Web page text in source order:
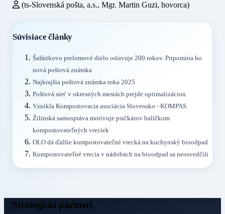
(ts-Slovenská pošta, a.s., Mgr. Martin Guzi, hovorca)
Súvisiace články
Šafárikovo prelomové dielo oslavuje 200 rokov. Pripomína ho
nová poštová známka
Najkrajšia poštová známka roka 2025
Poštová sieť v okresných mestách prejde optimalizáciou
Vznikla Kompostovacia asociácia Slovensko - KOMPAS
Žilinská samospráva motivuje psičkárov balíčkom
kompostovateľných vreciek
OLO dá ďalšie kompostovateľné vrecká na kuchynský bioodpad
Kompostovateľné vrecia v nádobách na bioodpad sa neosvedčili
Strategickí partneri